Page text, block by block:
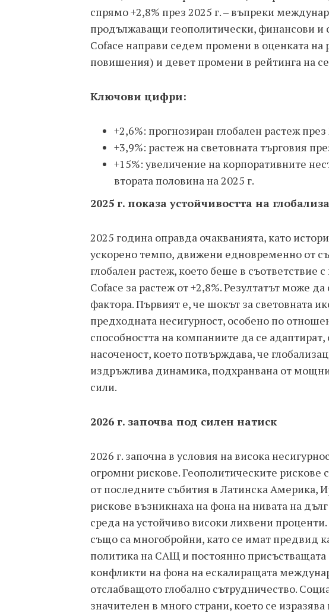
спрямо +2,8% през 2025 г. – въпреки
продължаващи геополитически, финансови и
Coface направи седем промени в оценката на
повишения) и девет промени в рейтинга на
Ключови цифри:
+2,6%: прогнозиран глобален растеж през
+3,9%: растеж на световната търговия
+15%: увеличение на корпоративните
втората половина на 2025 г.
2025 г. показа устойчивостта на
2025 година оправда очакванията, като
ускорено темпо, движени едновременно от
глобален растеж, което беше в съответствие
Coface за растеж от +2,8%. Резултатът може
фактора. Първият е, че шокът за световната
предходната несигурност, особено по
способността на компаниите да се
насоченост, което потвърждава, че
издръжлива динамика, подхранвана от
сили.
2026 г. започва под силен натиск
2026 г. започна в условия на висока
огромни рискове. Геополитическите рискове
от последните събития в Латинска Америка,
рискове възникнаха на фона на нивата на
среда на устойчиво високи лихвени
също са многобройни, като се имат предвид
политика на САЩ и постоянно присъстващата
конфликти на фона на ескалиращата
отслабващото глобално сътрудничество.
значителен в много страни, което се